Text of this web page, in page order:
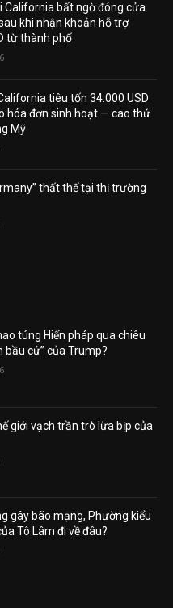
California bất ngờ đóng cửa
khi nhận khoản hỗ trợ
từ thành phố
tiêu tốn 34.000 USD
hóa đơn sinh hoạt — cao thứ
Mỹ
thất thế tại thị trường
túng Hiến pháp qua chiêu
bầu cử” của Trump?
giới vạch trần trò lừa bịp của
gây bão mạng, Phường kiểu
Tô Lâm đi về đâu?